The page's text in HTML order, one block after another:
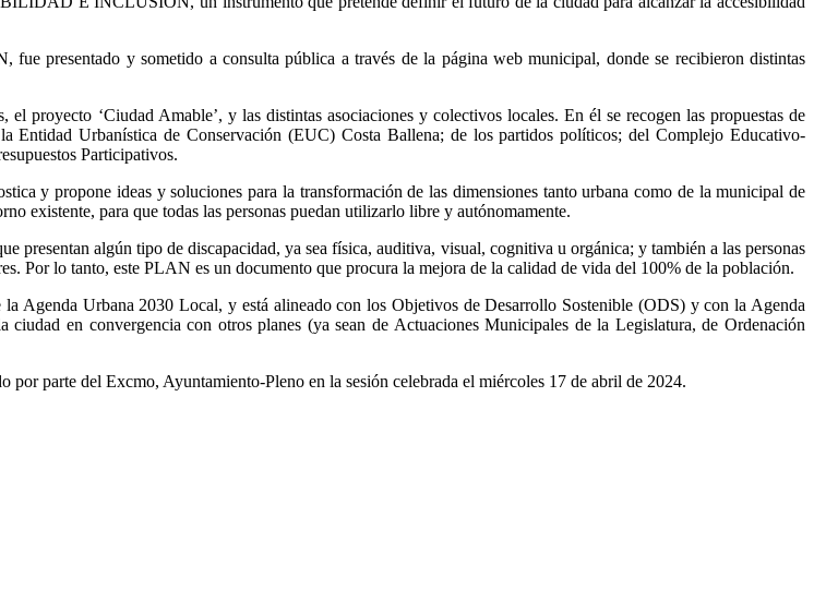
y sometido a consulta pública a través de la página web municipal, donde se recibieron distintas
proyecto ‘Ciudad Amable’, y las distintas asociaciones y colectivos locales. En él se recogen las propuestas de
Entidad Urbanística de Conservación (EUC) Costa Ballena; de los partidos políticos; del Complejo Educativo-
Participativos.
propone ideas y soluciones para la transformación de las dimensiones tanto urbana como de la municipal de
existente, para que todas las personas puedan utilizarlo libre y autónomamente.
presentan algún tipo de discapacidad, ya sea física, auditiva, visual, cognitiva u orgánica; y también a las personas
Por lo tanto, este PLAN es un documento que procura la mejora de la calidad de vida del 100% de la población.
Urbana 2030 Local, y está alineado con los Objetivos de Desarrollo Sostenible (ODS) y con la Agenda
en convergencia con otros planes (ya sean de Actuaciones Municipales de la Legislatura, de Ordenación
del Excmo, Ayuntamiento-Pleno en la sesión celebrada el miércoles 17 de abril de 2024.